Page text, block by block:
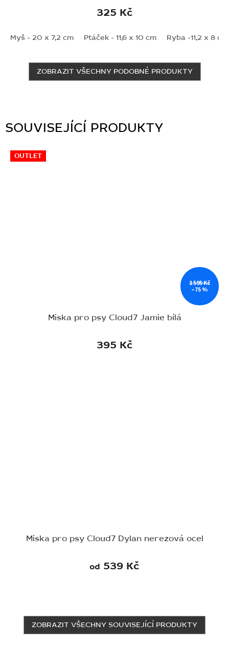
SOUVISEJÍCÍ PRODUKTY
OUTLET
1 595 Kč
–75 %
Miska pro psy Cloud7 Jamie bílá
395 Kč
Miska pro psy Cloud7 Dylan nerezová ocel
od 539 Kč
ZOBRAZIT VŠECHNY SOUVISEJÍCÍ PRODUKTY
325 Kč
Myš - 20 x 7,2 cm Ptáček - 11,6 x 10 cm Ryba -11,2 x 8 cm
ZOBRAZIT VŠECHNY PODOBNÉ PRODUKTY